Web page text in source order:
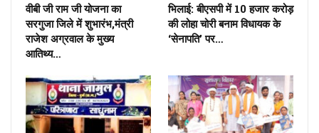
वीबी जी राम जी योजना का
सरगुजा जिले में शुभारंभ,मंत्री
राजेश अग्रवाल के मुख्य
आतिथ्य…
भिलाई: बीएसपी में 10 हजार करोड़
की लोहा चोरी बनाम विधायक के
‘सेनापति’ पर…